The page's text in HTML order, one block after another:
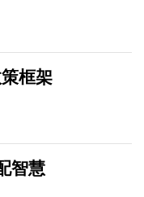
框架
智慧